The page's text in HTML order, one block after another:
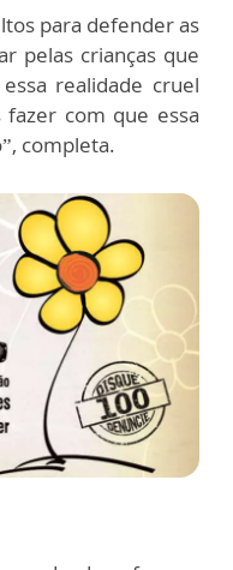
para defender as
pelas crianças que
realidade cruel
com que essa
completa.